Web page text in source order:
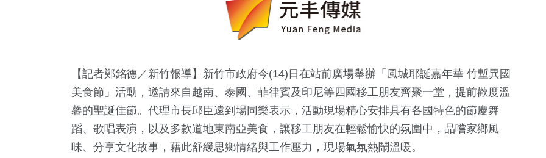
【記者鄭銘德／新竹報導】新竹市政府今(14)日在站前廣場舉辦「風城耶誕嘉年華 竹塹異國
美食節」活動，邀請來自越南、泰國、菲律賓及印尼等四國移工朋友齊聚一堂，提前歡度溫
馨的聖誕佳節。代理市長邱臣遠到場同樂表示，活動現場精心安排具有各國特色的節慶舞
蹈、歌唱表演，以及多款道地東南亞美食，讓移工朋友在輕鬆愉快的氛圍中，品嚐家鄉風
味、分享文化故事，藉此舒緩思鄉情緒與工作壓力，現場氣氛熱鬧溫暖。